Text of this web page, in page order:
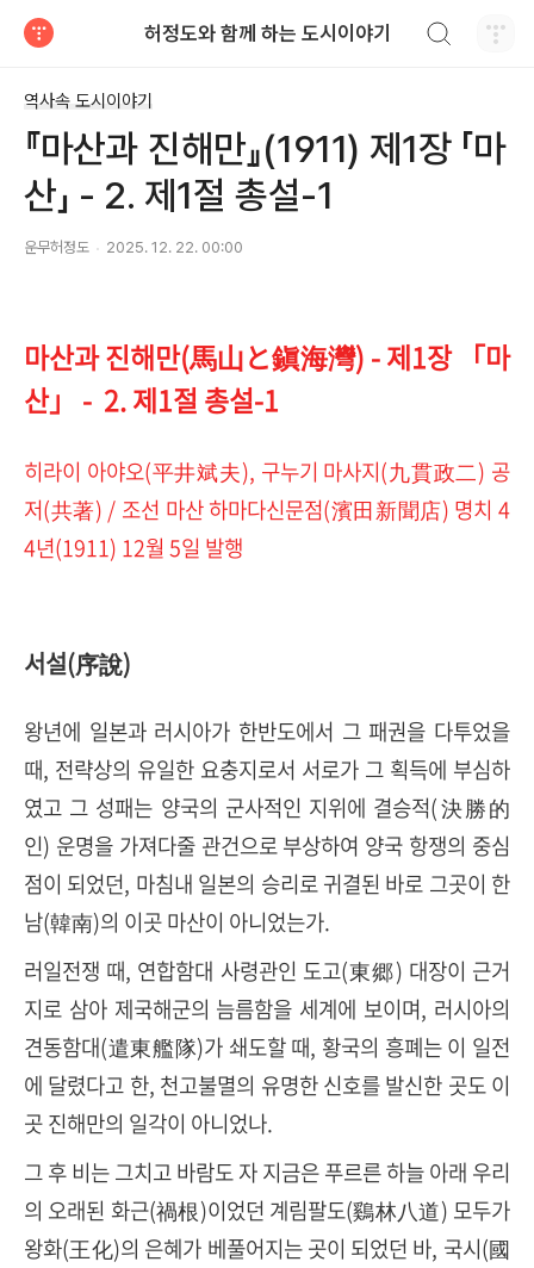
허정도와 함께 하는 도시이야기
역사속 도시이야기
『마산과 진해만』(1911) 제1장 「마
산」 - 2. 제1절 총설-1
운무허정도 2025. 12. 22. 00:00
마산과 진해만(馬山と鎭海灣) - 제1장 「마
산」 - 2. 제1절 총설-1
히라이 아야오(平井斌夫), 구누기 마사지(九貫政二) 공
저(共著) / 조선 마산 하마다신문점(濱田新聞店) 명치 4
4년(1911) 12월 5일 발행
서설(序說)
왕년에 일본과 러시아가 한반도에서 그 패권을 다투었을
때, 전략상의 유일한 요충지로서 서로가 그 획득에 부심하
였고 그 성패는 양국의 군사적인 지위에 결승적(決勝的
인) 운명을 가져다줄 관건으로 부상하여 양국 항쟁의 중심
점이 되었던, 마침내 일본의 승리로 귀결된 바로 그곳이 한
남(韓南)의 이곳 마산이 아니었는가.
러일전쟁 때, 연합함대 사령관인 도고(東郷) 대장이 근거
지로 삼아 제국해군의 늠름함을 세계에 보이며, 러시아의
견동함대(遣東艦隊)가 쇄도할 때, 황국의 흥폐는 이 일전
에 달렸다고 한, 천고불멸의 유명한 신호를 발신한 곳도 이
곳 진해만의 일각이 아니었나.
그 후 비는 그치고 바람도 자 지금은 푸르른 하늘 아래 우리
의 오래된 화근(禍根)이었던 계림팔도(鷄林八道) 모두가
왕화(王化)의 은혜가 베풀어지는 곳이 되었던 바, 국시(國